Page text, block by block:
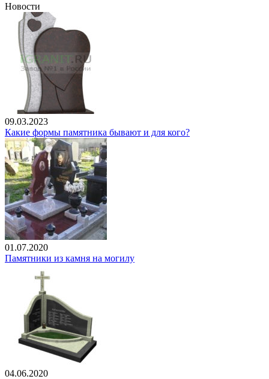
Новости
09.03.2023
Какие формы памятника бывают и для кого?
01.07.2020
Памятники из камня на могилу
04.06.2020